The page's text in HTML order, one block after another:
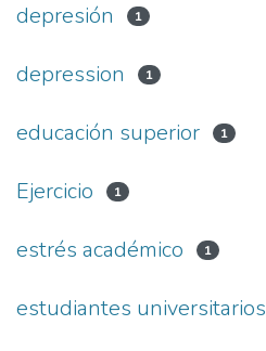
depresión 1
depression 1
educación superior 1
Ejercicio 1
estrés académico 1
estudiantes universitarios